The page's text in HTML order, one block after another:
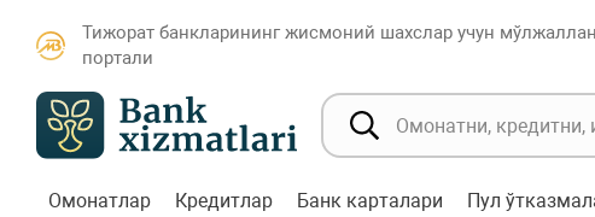
Тижорат банкларининг жисмоний шахслар учун
портали
Омонатлар Кредитлар Банк карталари Пул